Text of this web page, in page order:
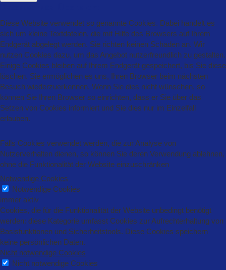
Diese Website verwendet so genannte Cookies. Dabei handelt es
sich um kleine Textdateien, die mit Hilfe des Browsers auf Ihrem
Endgerät abgelegt werden. Sie richten keinen Schaden an. Wir
nutzen Cookies dazu, um das Angebot nutzerfreundlich zu gestalten.
Einige Cookies bleiben auf Ihrem Endgerät gespeichert, bis Sie diese
löschen. Sie ermöglichen es uns, Ihren Browser beim nächsten
Besuch wiederzuerkennen. Wenn Sie dies nicht wünschen, so
können Sie Ihren Browser so einrichten, dass er Sie über das
Setzen von Cookies informiert und Sie dies nur im Einzelfall
erlauben.
Falls Cookies verwendet werden, die zur Analyse von
Nutzerverhalten dienen, so können Sie deren Verwendung ablehnen,
ohne die Funktionalität der Website einzuschränken
Notwendige Cookies
Notwendige Cookies
immer aktiv
Cookies, die für die Funktionalität der Website unbedingt benötigt
werden: diese Kategorie umfasst Cookies zur Aufrechterhaltung von
Basisfunktionen und Sicherheitstools. Diese Cookies speichern
keine persönlichen Daten.
Nicht notwendige Cookies
Nicht notwendige Cookies